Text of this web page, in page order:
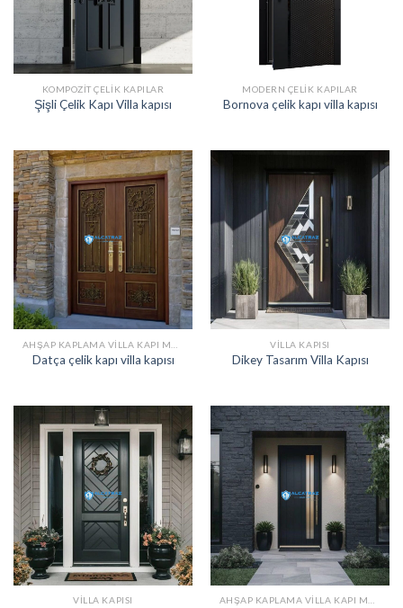
KOMPOZIT ÇELIK KAPILAR
Şişli Çelik Kapı Villa kapısı
MODERN ÇELIK KAPILAR
Bornova çelik kapı villa kapısı
Datça çelik kapı villa kapısı
VILLA KAPISI
Dikey Tasarım Villa Kapısı
VILLA KAPISI